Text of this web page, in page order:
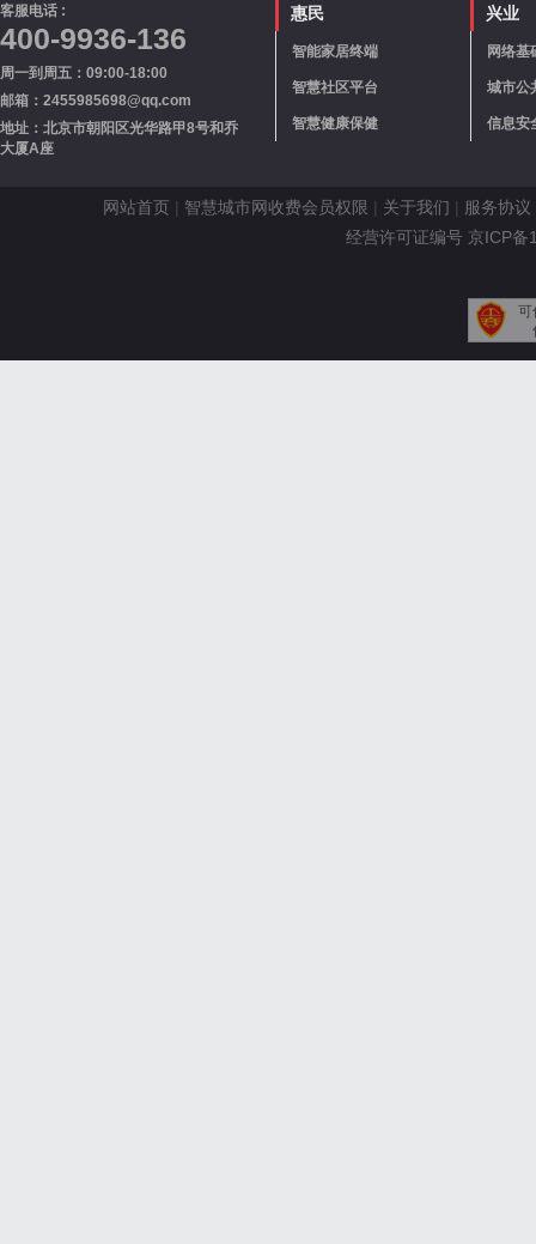
客服电话 :
400-9936-136
周一到周五：09:00-18:00
邮箱：2455985698@qq.com
地址：北京市朝阳区光华路甲8号和乔
大厦A座
惠民
智能家居终端
智慧社区平台
智慧健康保健
兴业
网络基
城市公
信息安
网站首页 | 智慧城市网收费会员权限 | 关于我们 | 服务协议
经营许可证编号 京ICP
可